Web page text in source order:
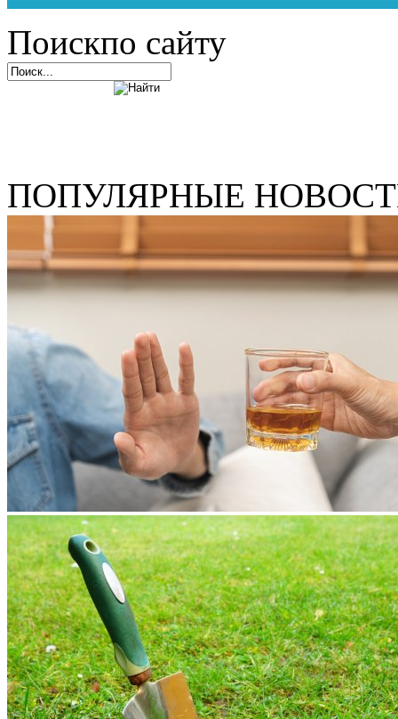
Поискпо сайту
ПОПУЛЯРНЫЕ